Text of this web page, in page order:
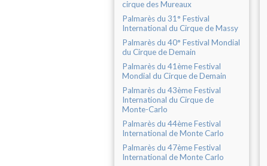
cirque des Mureaux
Palmarès du 31° Festival
International du Cirque de Massy
Palmarès du 40° Festival Mondial
du Cirque de Demain
Palmarès du 41ème Festival
Mondial du Cirque de Demain
Palmarès du 43ème Festival
International du Cirque de
Monte-Carlo
Palmarès du 44ème Festival
International de Monte Carlo
Palmarès du 47ème Festival
International de Monte Carlo